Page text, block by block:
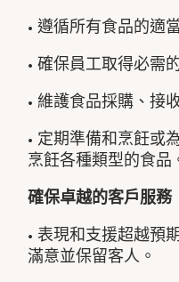
• 遵循所有食品的適
• 確保員工取得必需
• 維護食品採購、接
• 定期準備和烹飪或
烹飪各種類型的食品
確保卓越的客戶服務
• 表現和支援超越預
滿意並保留客人。